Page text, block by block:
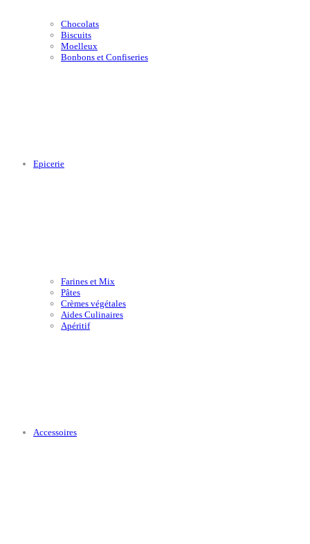
Chocolats
Biscuits
Moelleux
Bonbons et Confiseries
Epicerie
Farines et Mix
Pâtes
Crèmes végétales
Aides Culinaires
Apéritif
Accessoires